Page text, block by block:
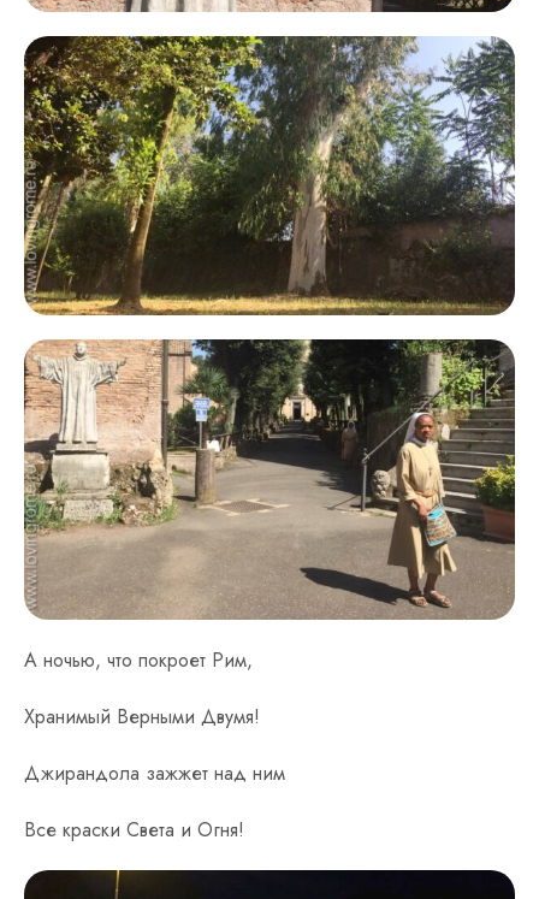
А ночью, что покроет Рим,
Хранимый Верными Двумя!
Джирандола зажжет над ним
Все краски Света и Огня!